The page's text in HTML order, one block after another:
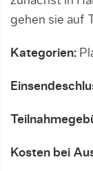
gehen sie auf
Kategorien:
Kosten bei